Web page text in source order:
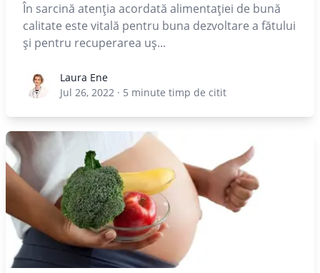
În sarcină atenţia acordată alimentaţiei de bună
calitate este vitală pentru buna dezvoltare a fătului
şi pentru recuperarea uş...
Laura EneLaura Ene
Jul 26, 2022 · 5 minute timp de citit